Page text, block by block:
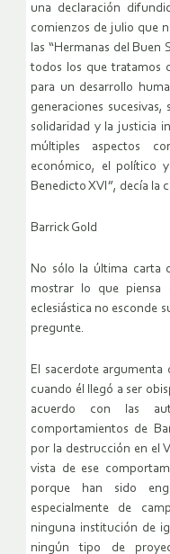
una declaración
comienzos de julio que
las “Hermanas del Buen
todos los que tratamos
para un desarrollo
generaciones
solidaridad y la justicia
múltiples aspectos
económico, el político
Benedicto XVI”, decía la
Barrick Gold
No sólo la última carta
mostrar lo que piensa
eclesiástica no esconde
pregunte.
El sacerdote argumenta
cuando él llegó a ser
acuerdo con las
comportamientos de
por la destrucción en el
vista de ese
porque han sido
especialmente de
ninguna institución de
ningún tipo de